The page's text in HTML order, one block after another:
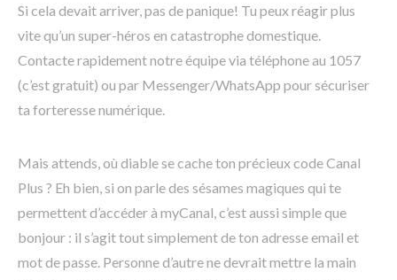
Si cela devait arriver, pas de panique! Tu peux réagir plus
vite qu’un super-héros en catastrophe domestique.
Contacte rapidement notre équipe via téléphone au 1057
(c’est gratuit) ou par Messenger/WhatsApp pour sécuriser
ta forteresse numérique.
Mais attends, où diable se cache ton précieux code Canal
Plus ? Eh bien, si on parle des sésames magiques qui te
permettent d’accéder à myCanal, c’est aussi simple que
bonjour : il s’agit tout simplement de ton adresse email et
mot de passe. Personne d’autre ne devrait mettre la main